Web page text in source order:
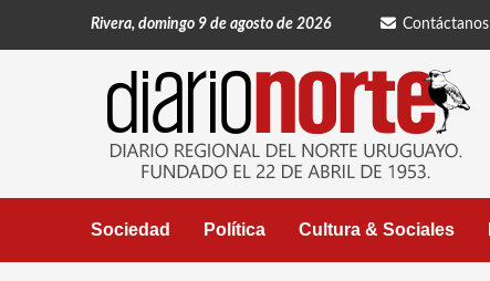
Rivera, domingo 9 de agosto de 2026 Contáctanos
Sociedad Política Cultura & Sociales